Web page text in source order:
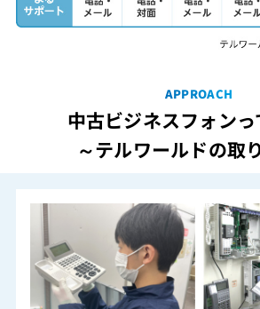
APPROACH
中古ビジネスフォン
～テルワールドの取